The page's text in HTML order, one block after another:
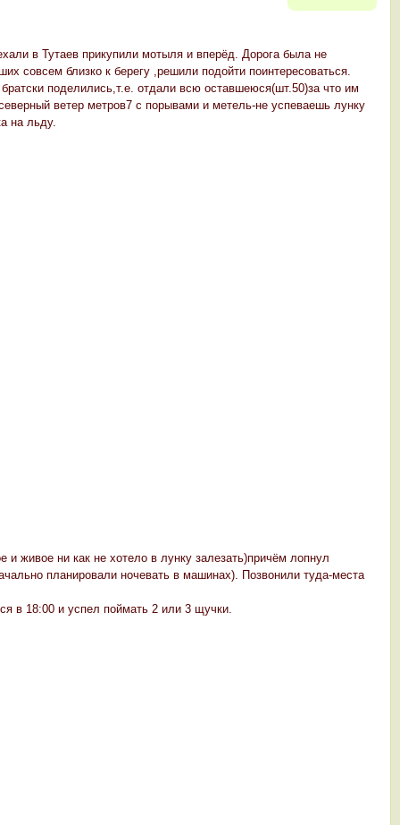
в Тутаев прикупили мотыля и вперёд. Дорога была не
совсем близко к берегу ,решили подойти поинтересоваться.
поделились,т.е. отдали всю оставшеюся(шт.50)за что им
ветер метров7 с порывами и метель-не успеваешь лунку
на льду.
живое ни как не хотело в лунку залезать)причём лопнул
планировали ночевать в машинах). Позвонили туда-места
в 18:00 и успел поймать 2 или 3 щучки.